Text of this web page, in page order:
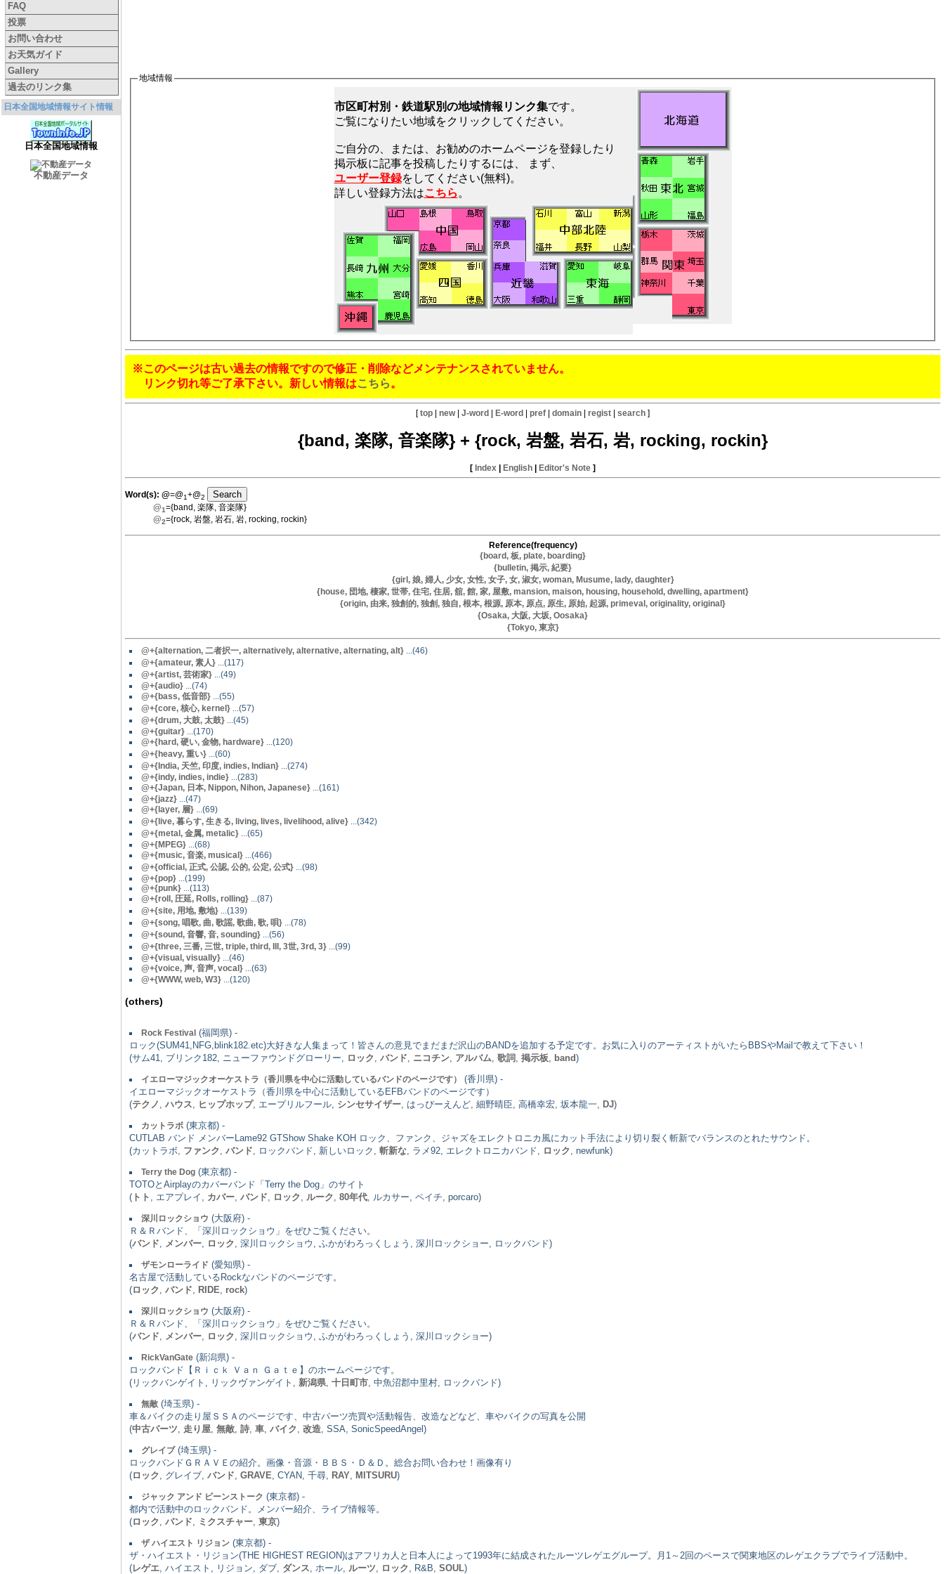
FAQ
投票
お問い合わせ
お天気ガイド
Gallery
過去のリンク集
日本全国地域情報サイト情報
日本全国地域情報
不動産データ
地域情報
市区町村別・鉄道駅別の地域情報リンク集です。
ご覧になりたい地域をクリックしてください。
ご自分の、または、お勧めのホームページを登録したり
掲示板に記事を投稿したりするには、 まず、
ユーザー登録をしてください(無料)。
詳しい登録方法はこちら 。
※このページは古い過去の情報ですので修正・削除などメンテナンスされていません。
リンク切れ等ご了承下さい。新しい情報はこちら。
[top | new| J-word | E-word | pref | domain | regist | search ]
{band, 楽隊, 音楽隊} + {rock, 岩盤, 岩石, 岩, rocking, rockin}
[ Index | English | Editor's Note ]
Word(s): @=@1+@2
@1={band, 楽隊, 音楽隊}
@2={rock, 岩盤, 岩石, 岩, rocking, rockin}
Reference(frequency)
{board, 板, plate, boarding}
{bulletin, 掲示, 紀要}
{girl, 娘, 婦人, 少女, 女性, 女子, 女, 淑女, woman, Musume, lady, daughter}
{house, 団地, 棲家, 世帯, 住宅, 住居, 舘, 館, 家, 屋敷, mansion, maison, housing, household, dwelling, apartment}
{origin, 由来, 独創的, 独創, 独自, 根本, 根源, 原本, 原点, 原生, 原始, 起源, primeval, originality, original}
{Osaka, 大阪, 大坂, Oosaka}
{Tokyo, 東京}
@+{alternation, 二者択一, alternatively, alternative, alternating, alt} ...(46)
@+{amateur, 素人} ...(117)
@+{artist, 芸術家} ...(49)
@+{audio} ...(74)
@+{bass, 低音部} ...(55)
@+{core, 核心, kernel} ...(57)
@+{drum, 大鼓, 太鼓} ...(45)
@+{guitar} ...(170)
@+{hard, 硬い, 金物, hardware} ...(120)
@+{heavy, 重い} ...(60)
@+{India, 天竺, 印度, indies, Indian} ...(274)
@+{indy, indies, indie} ...(283)
@+{Japan, 日本, Nippon, Nihon, Japanese} ...(161)
@+{jazz} ...(47)
@+{layer, 層} ...(69)
@+{live, 暮らす, 生きる, living, lives, livelihood, alive} ...(342)
@+{metal, 金属, metalic} ...(65)
@+{MPEG} ...(68)
@+{music, 音楽, musical} ...(466)
@+{official, 正式, 公認, 公的, 公定, 公式} ...(98)
@+{pop} ...(199)
@+{punk} ...(113)
@+{roll, 圧延, Rolls, rolling} ...(87)
@+{site, 用地, 敷地} ...(139)
@+{song, 唱歌, 曲, 歌謡, 歌曲, 歌, 唄} ...(78)
@+{sound, 音響, 音, sounding} ...(56)
@+{three, 三番, 三世, triple, third, III, 3世, 3rd, 3} ...(99)
@+{visual, visually} ...(46)
@+{voice, 声, 音声, vocal} ...(63)
@+{WWW, web, W3} ...(120)
(others)
Rock Festival (福岡県) -
ロック(SUM41,NFG,blink182.etc)大好きな人集まって！皆さんの意見でまだまだ沢山のBANDを追加する予定です。お気に入りのアーティストがいたらBBSやMailで教えて下さい！
(サム41, ブリンク182, ニューファウンドグローリー,
ロック バンド ニコチン アルバム 歌詞 掲示板 band)
イエローマジックオーケストラ（香川県を中心に活動しているバンドのページです）
(香川県) -
イエローマジックオーケストラ（香川県を中心に活動しているEFBバンドのページです）
(テクノ ハウス ヒップホップ, エープリルフール, シンセサイザー , はっぴーえんど, 細野晴臣, 高橋幸宏, 坂本龍一, DJ)
カットラボ (東京都) -
CUTLAB バンド メンバーLame92 GTShow Shake KOH ロック、ファンク、ジャズをエレクトロニカ風にカット手法により切り裂く斬新でバランスのとれたサウンド。
(カットラボ, ファンク バンド , ロックバンド, 新しいロック, 斬新な , ラメ92, エレクトロニカバンド, ロック , newfunk)
Terry the Dog (東京都) -
TOTOとAirplayのカバーバンド「Terry the Dog」のサイト
( トト , エアプレイ, カバー バンド ロック ルーク 80年代 , ルカサー, ペイチ, porcaro)
深川ロックショウ (大阪府) -
Ｒ＆Ｒバンド、「深川ロックショウ」をぜひご覧ください。
(バンド メンバー ロック , 深川ロックショウ, ふかがわろっくしょう, 深川ロックショー, ロックバンド)
ザモンローライド (愛知県) -
名古屋で活動しているRockなバンドのページです。
(ロック バンド RIDE rock)
深川ロックショウ (大阪府) -
Ｒ＆Ｒバンド、「深川ロックショウ」をぜひご覧ください。
(バンド メンバー ロック , 深川ロックショウ, ふかがわろっくしょう, 深川ロックショー)
RickVanGate (新潟県) -
ロックバンド【Ｒｉｃｋ Ｖａｎ Ｇａｔｅ】のホームページです。
(リックバンゲイト, リックヴァンゲイト, 新潟県 十日町市 , 中魚沼郡中里村, ロックバンド)
無敵 (埼玉県) -
車＆バイクの走り屋ＳＳＡのページです、中古パーツ売買や活動報告、改造などなど、車やバイクの写真を公開
(中古パーツ 走り屋 無敵 詩 車 バイク 改造 , SSA, SonicSpeedAngel)
グレイブ(埼玉県) -
ロックバンドＧＲＡＶＥの紹介。画像・音源・ＢＢＳ・Ｄ＆Ｄ。総合お問い合わせ！画像有り
(ロック , グレイブ, バンド GRAVE , CYAN, 千尋, RAY MITSURU)
ジャック アンド ビーンストーク (東京都) -
都内で活動中のロックバンド。メンバー紹介、ライブ情報等。
(ロック バンド ミクスチャー 東京)
ザ ハイエスト リジョン (東京都) -
ザ・ハイエスト・リジョン(THE HIGHEST REGION)はアフリカ人と日本人によって1993年に結成されたルーツレゲエグループ。月1～2回のペースで関東地区のレゲエクラブでライブ活動中。
(レゲエ , ハイエスト, リジョン, ダブ, ダンス , ホール, ルーツ ロック , R&B, SOUL)